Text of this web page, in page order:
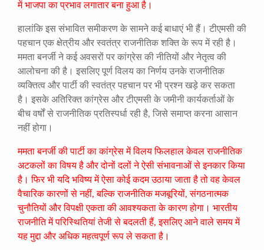
में भाजपा का प्रभाव लगातार बना हुआ है।
हालांकि इस संभावित समीकरण के सामने कई बाधाएं भी हैं। टीएमसी की
पहचान एक क्षेत्रीय और स्वतंत्र राजनीतिक शक्ति के रूप में रही है।
ममता बनर्जी ने कई अवसरों पर कांग्रेस की नीतियों और नेतृत्व की
आलोचना की है। इसलिए पूर्ण विलय का निर्णय उनके राजनीतिक
व्यक्तित्व और पार्टी की स्वतंत्र पहचान पर भी प्रश्न खड़े कर सकता
है। इसके अतिरिक्त कांग्रेस और टीएमसी के जमीनी कार्यकर्ताओं के
बीच वर्षों से राजनीतिक प्रतिस्पर्धा रही है, जिसे समाप्त करना आसान
नहीं होगा।
ममता बनर्जी की पार्टी का कांग्रेस में विलय फिलहाल केवल राजनीतिक
अटकलों का विषय है और दोनों दलों ने ऐसी संभावनाओं से इनकार किया
है। फिर भी यदि भविष्य में ऐसा कोई कदम उठाया जाता है तो वह केवल
वैचारिक कारणों से नहीं, बल्कि राजनीतिक मजबूरियों, संगठनात्मक
चुनौतियों और विपक्षी एकता की आवश्यकता के कारण होगा। भारतीय
राजनीति में परिस्थितियां तेजी से बदलती हैं, इसलिए आने वाले समय में
यह मुद्दा और अधिक महत्वपूर्ण रूप ले सकता है।